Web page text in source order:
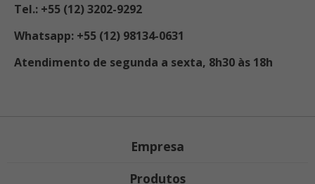
Tel.: +55 (12) 3202-9292
Whatsapp: +55 (12) 98134-0631
Atendimento de segunda a sexta, 8h30 às 18h
Empresa
Produtos